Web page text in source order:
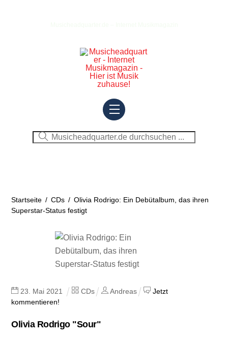
Menu
Startseite / CDs / Olivia Rodrigo: Ein Debütalbum, das ihren
Superstar-Status festigt
23 Mai 2021 CDs Andreas
Jetzt
kommentieren!
Olivia Rodrigo "Sour"